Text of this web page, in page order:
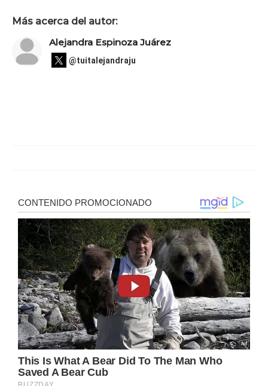
Más acerca del autor:
Alejandra Espinoza Juárez
@tuitalejandraju